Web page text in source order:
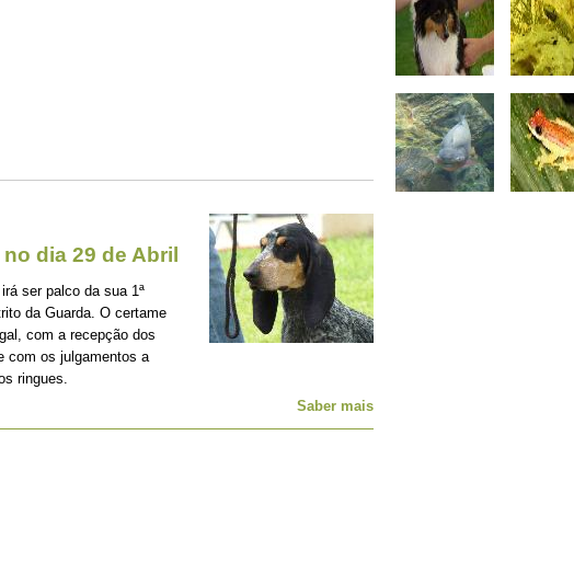
dia 29 de Abril
ser palco da sua 1ª
da Guarda. O certame
com a recepção dos
com os julgamentos a
ringues.
Saber mais